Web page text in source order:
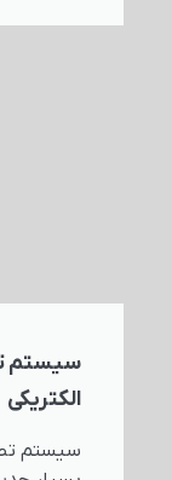
سیستم
الکتریکی
سیستم تصفیه